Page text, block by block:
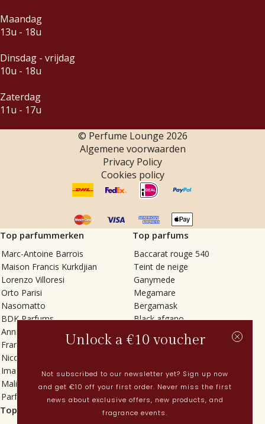
Maandag
13u - 18u
Dinsdag - vrijdag
10u - 18u
Zaterdag
11u - 17u
© Perfume Lounge 2026
Algemene voorwaarden
Privacy Policy
Cookies policy
Top parfummerken
Marc-Antoine Barrois
Maison Francis Kurkdjian
Lorenzo Villoresi
Orto Parisi
Nasomatto
BDK Parfums
Annindriya
Francesca Bianchi
Nicolaï
Imaginary Authors
Malin + Goetz
Parfums MDCI
Top parfums
Baccarat rouge 540
Teint de neige
Ganymede
Megamare
Bergamask
Black afgano
Gris charnel
Tilia
Vetiver Rain
In Love with Everything
Sticky Fingers
Top categorieën Actueel
Unlock a €10 voucher
Not subscribed to our newsletter yet? Sign up now
and get €10 off your first order. Never miss the first
news about exclusive offers, new products, and
fragrance events.